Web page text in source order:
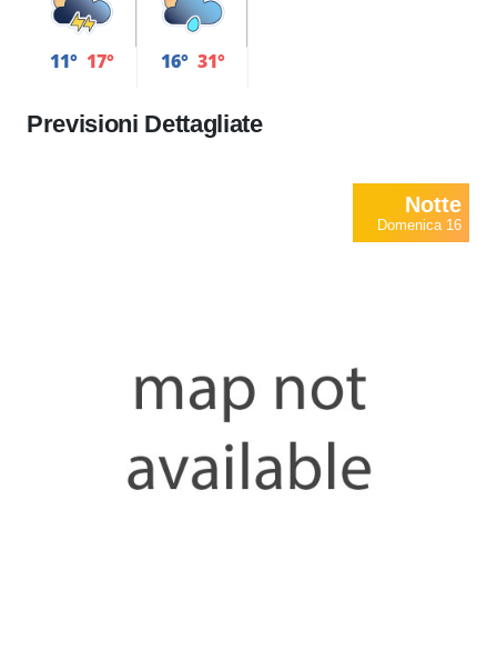
11° 17° 16° 31°
Previsioni Dettagliate
Notte
Domenica 16